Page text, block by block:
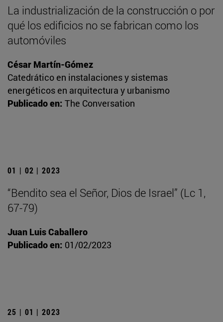
La industrialización de la construcción o por
qué los edificios no se fabrican como los
automóviles
César Martín-Gómez
Catedrático en instalaciones y sistemas
energéticos en arquitectura y urbanismo
Publicado en: The Conversation
01 | 02 | 2023
“Bendito sea el Señor, Dios de Israel” (Lc 1,
67-79)
Juan Luis Caballero
Publicado en: 01/02/2023
25 | 01 | 2023